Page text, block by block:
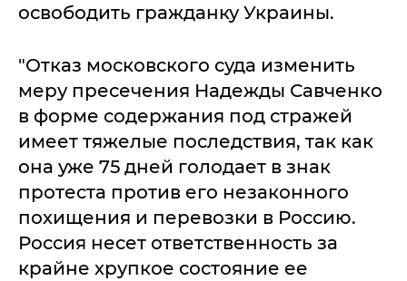
освободить гражданку Украины.
"Отказ московского суда изменить
меру пресечения Надежды Савченко
в форме содержания под стражей
имеет тяжелые последствия, так как
она уже 75 дней голодает в знак
протеста против его незаконного
похищения и перевозки в Россию.
Россия несет ответственность за
крайне хрупкое состояние ее